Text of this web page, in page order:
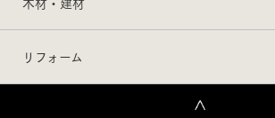
リフォーム